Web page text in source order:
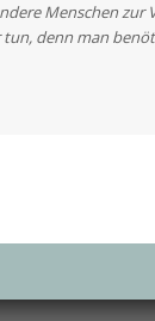
Menschen zur
denn man